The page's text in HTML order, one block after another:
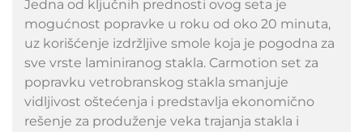
Jedna od ključnih prednosti ovog seta je
mogućnost popravke u roku od oko 20 minuta,
uz korišćenje izdržljive smole koja je pogodna za
sve vrste laminiranog stakla. Carmotion set za
popravku vetrobranskog stakla smanjuje
vidljivost oštećenja i predstavlja ekonomično
rešenje za produženje veka trajanja stakla i